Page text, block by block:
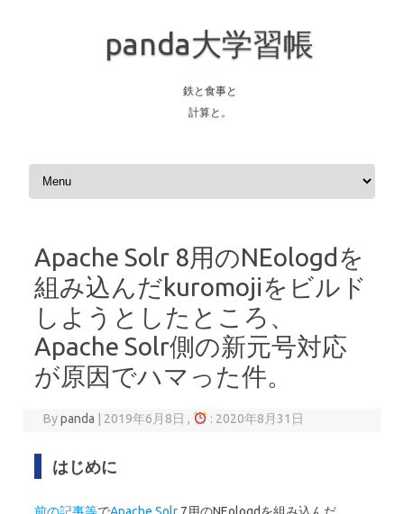
panda大学習帳
鉄と食事と
計算と。
Skip to content
Apache Solr 8用のNEologdを
組み込んだkuromojiをビルド
しようとしたところ、
Apache Solr側の新元号対応
が原因でハマった件。
Bypanda 2019年6月8日 , : 2020年8月31日
はじめに